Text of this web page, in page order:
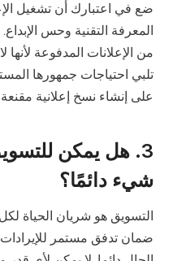
ضع في اعتبارك أن تشغيل
المعرفة التقنية وحس
من الإعلانات المدفوعة لأنها
تلبي احتياجات جمهورها
على إنشاء نسخ إعلانية
3. هل يمكن
شيء دائمًا؟
التسويق هو شريان الحياة
ضمان تدفق مستمر